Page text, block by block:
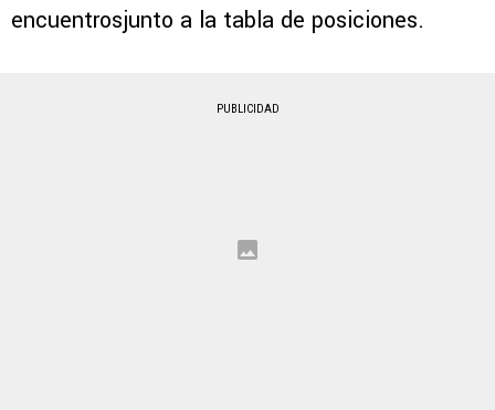
encuentrosjunto a la tabla de posiciones.
PUBLICIDAD